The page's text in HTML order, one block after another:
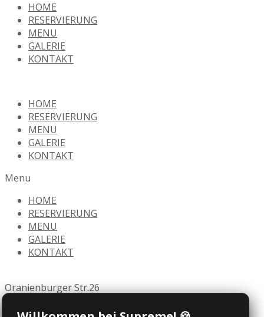
HOME
RESERVIERUNG
MENU
GALERIE
KONTAKT
HOME
RESERVIERUNG
MENU
GALERIE
KONTAKT
Menu
HOME
RESERVIERUNG
MENU
GALERIE
KONTAKT
Oranienburger Str.26